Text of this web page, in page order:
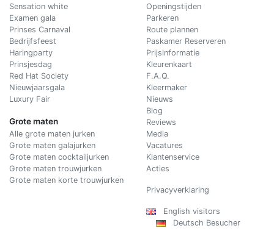
Sensation white
Examen gala
Prinses Carnaval
Bedrijfsfeest
Haringparty
Prinsjesdag
Red Hat Society
Nieuwjaarsgala
Luxury Fair
Grote maten
Alle grote maten jurken
Grote maten galajurken
Grote maten cocktailjurken
Grote maten trouwjurken
Grote maten korte trouwjurken
Openingstijden
Parkeren
Route plannen
Paskamer Reserveren
Prijsinformatie
Kleurenkaart
F.A.Q.
Kleermaker
Nieuws
Blog
Reviews
Media
Vacatures
Klantenservice
Acties
Privacyverklaring
English visitors
Deutsch Besucher